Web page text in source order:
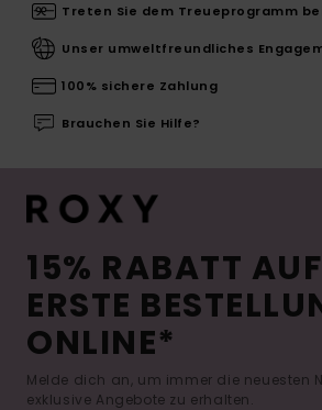
Treten Sie dem Treueprogramm
Unser umweltfreundliches
100% sichere Zahlung
Brauchen Sie Hilfe?
15% RABATT
ERSTE
ONLINE*
Melde dich an, um immer die neuesten
exklusive Angebote zu erhalten.